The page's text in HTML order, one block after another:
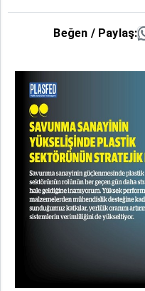
Beğen / Paylaş: